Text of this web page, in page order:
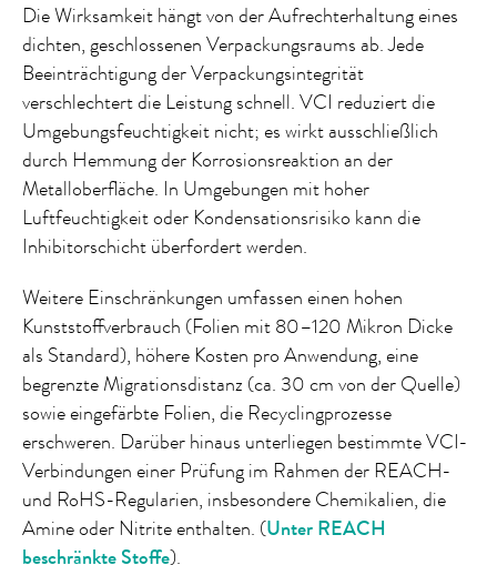
Die Wirksamkeit hängt von der Aufrechterhaltung eines
dichten, geschlossenen Verpackungsraums ab. Jede
Beeinträchtigung der Verpackungsintegrität
verschlechtert die Leistung schnell. VCI reduziert die
Umgebungsfeuchtigkeit nicht; es wirkt ausschließlich
durch Hemmung der Korrosionsreaktion an der
Metalloberfläche. In Umgebungen mit hoher
Luftfeuchtigkeit oder Kondensationsrisiko kann die
Inhibitorschicht überfordert werden.
Weitere Einschränkungen umfassen einen hohen
Kunststoffverbrauch (Folien mit 80–120 Mikron Dicke
als Standard), höhere Kosten pro Anwendung, eine
begrenzte Migrationsdistanz (ca. 30 cm von der Quelle)
sowie eingefärbte Folien, die Recyclingprozesse
erschweren. Darüber hinaus unterliegen bestimmte VCI-
Verbindungen einer Prüfung im Rahmen der REACH-
und RoHS-Regularien, insbesondere Chemikalien, die
Amine oder Nitrite enthalten. (Unter REACH
beschränkte Stoffe).